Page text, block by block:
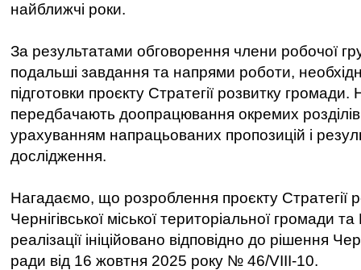
найближчі роки.
За результатами обговорення члени робочої
подальші завдання та напрями роботи,
підготовки проєкту Стратегії розвитку громади.
передбачають доопрацювання окремих
урахуванням напрацьованих пропозицій і
дослідження.
Нагадаємо, що розроблення проєкту Стратегії
Чернігівської міської територіальної громади
реалізації ініційовано відповідно до рішення
ради від 16 жовтня 2025 року № 46/VIII-10.